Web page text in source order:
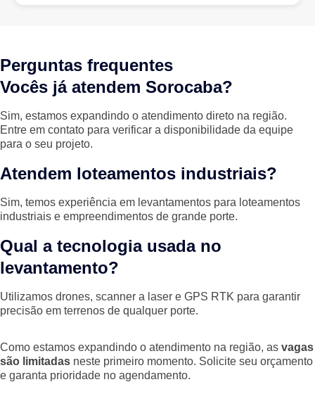
Perguntas frequentes
Vocês já atendem Sorocaba?
Sim, estamos expandindo o atendimento direto na região.
Entre em contato para verificar a disponibilidade da equipe
para o seu projeto.
Atendem loteamentos industriais?
Sim, temos experiência em levantamentos para loteamentos
industriais e empreendimentos de grande porte.
Qual a tecnologia usada no
levantamento?
Utilizamos drones, scanner a laser e GPS RTK para garantir
precisão em terrenos de qualquer porte.
Como estamos expandindo o atendimento na região, as vagas
são limitadas neste primeiro momento. Solicite seu orçamento
e garanta prioridade no agendamento.